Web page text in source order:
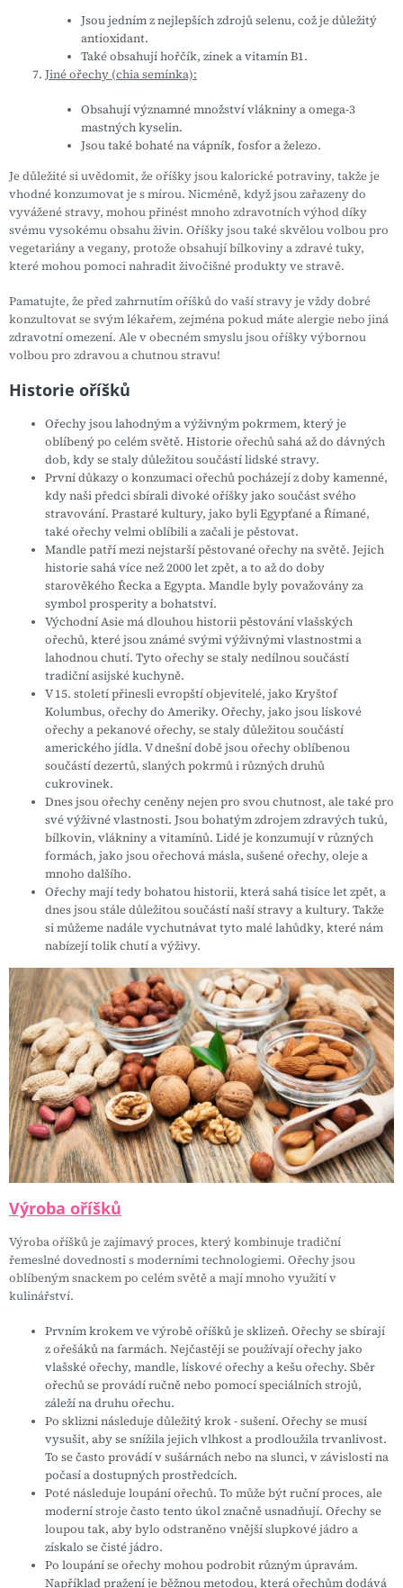
Jsou jedním z nejlepších zdrojů selenu, což je důležitý
antioxidant.
Také obsahují hořčík, zinek a vitamín B1.
Jiné ořechy (chia semínka):
Obsahují významné množství vlákniny a omega-3
mastných kyselin.
Jsou také bohaté na vápník, fosfor a železo.
Je důležité si uvědomit, že oříšky jsou kalorické potraviny, takže je
vhodné konzumovat je s mírou. Nicméně, když jsou zařazeny do
vyvážené stravy, mohou přinést mnoho zdravotních výhod díky
svému vysokému obsahu živin. Oříšky jsou také skvělou volbou pro
vegetariány a vegany, protože obsahují bílkoviny a zdravé tuky,
které mohou pomoci nahradit živočišné produkty ve stravě.
Pamatujte, že před zahrnutím oříšků do vaší stravy je vždy dobré
konzultovat se svým lékařem, zejména pokud máte alergie nebo jiná
zdravotní omezení. Ale v obecném smyslu jsou oříšky výbornou
volbou pro zdravou a chutnou stravu!
Historie oříšků
Ořechy jsou lahodným a výživným pokrmem, který je
oblíbený po celém světě. Historie ořechů sahá až do dávných
dob, kdy se staly důležitou součástí lidské stravy.
První důkazy o konzumaci ořechů pocházejí z doby kamenné,
kdy naši předci sbírali divoké oříšky jako součást svého
stravování. Prastaré kultury, jako byli Egypťané a Římané,
také ořechy velmi oblíbili a začali je pěstovat.
Mandle patří mezi nejstarší pěstované ořechy na světě. Jejich
historie sahá více než 2000 let zpět, a to až do doby
starověkého Řecka a Egypta. Mandle byly považovány za
symbol prosperity a bohatství.
Východní Asie má dlouhou historii pěstování vlašských
ořechů, které jsou známé svými výživnými vlastnostmi a
lahodnou chutí. Tyto ořechy se staly nedílnou součástí
tradiční asijské kuchyně.
V 15. století přinesli evropští objevitelé, jako Kryštof
Kolumbus, ořechy do Ameriky. Ořechy, jako jsou lískové
ořechy a pekanové ořechy, se staly důležitou součástí
amerického jídla. V dnešní době jsou ořechy oblíbenou
součástí dezertů, slaných pokrmů i různých druhů
cukrovinek.
Dnes jsou ořechy ceněny nejen pro svou chutnost, ale také pro
své výživné vlastnosti. Jsou bohatým zdrojem zdravých tuků,
bílkovin, vlákniny a vitamínů. Lidé je konzumují v různých
formách, jako jsou ořechová másla, sušené ořechy, oleje a
mnoho dalšího.
Ořechy mají tedy bohatou historii, která sahá tisíce let zpět, a
dnes jsou stále důležitou součástí naší stravy a kultury. Takže
si můžeme nadále vychutnávat tyto malé lahůdky, které nám
nabízejí tolik chutí a výživy.
Výroba oříšků
Výroba oříšků je zajímavý proces, který kombinuje tradiční
řemeslné dovednosti s moderními technologiemi. Ořechy jsou
oblíbeným snackem po celém světě a mají mnoho využití v
kulinářství.
Prvním krokem ve výrobě oříšků je sklizeň. Ořechy se sbírají
z ořešáků na farmách. Nejčastěji se používají ořechy jako
vlašské ořechy, mandle, lískové ořechy a kešu ořechy. Sběr
ořechů se provádí ručně nebo pomocí speciálních strojů,
záleží na druhu ořechu.
Po sklizni následuje důležitý krok - sušení. Ořechy se musí
vysušit, aby se snížila jejich vlhkost a prodloužila trvanlivost.
To se často provádí v sušárnách nebo na slunci, v závislosti na
počasí a dostupných prostředcích.
Poté následuje loupání ořechů. To může být ruční proces, ale
moderní stroje často tento úkol značně usnadňují. Ořechy se
loupou tak, aby bylo odstraněno vnější slupkové jádro a
získalo se čisté jádro.
Po loupání se ořechy mohou podrobit různým úpravám.
Například pražení je běžnou metodou, která ořechům dodává